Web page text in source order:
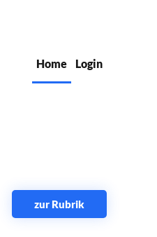
Home
Login
zur Rubrik